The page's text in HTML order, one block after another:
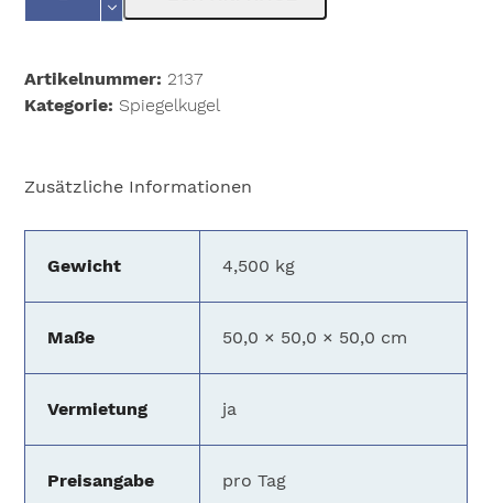
50cm
Menge
Artikelnummer: 2137
Kategorie: Spiegelkugel
Zusätzliche Informationen
Gewicht 4,500 kg
Maße 50,0 × 50,0 × 50,0 cm
Vermietung ja
Preisangabe pro Tag